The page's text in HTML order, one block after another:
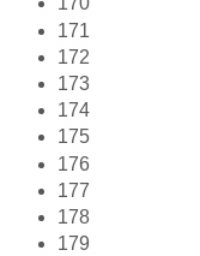
171
172
173
174
175
176
177
178
179